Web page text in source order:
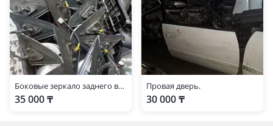
Toyota Sprinter Carib
1995 - 2001 3 поколение
Toyota Carina E
1992 - 1998 T190
Toyota Spacio
Боковые зеркало заднего вида
35 000 ₸
Провая дверь.
30 000 ₸